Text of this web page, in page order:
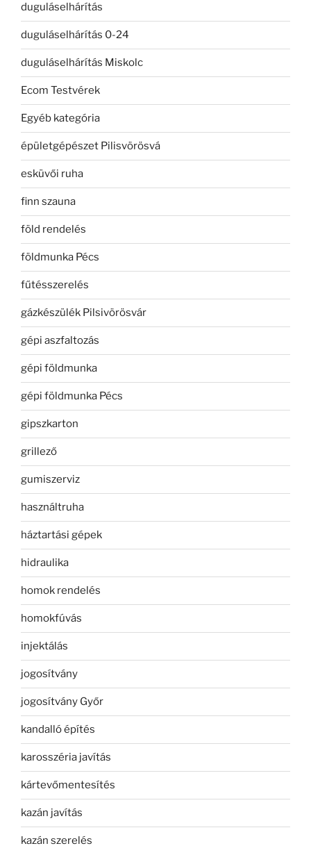
duguláselhárítás
duguláselhárítás 0-24
duguláselhárítás Miskolc
Ecom Testvérek
Egyéb kategória
épületgépészet Pilisvörösvá
esküvői ruha
finn szauna
föld rendelés
földmunka Pécs
fűtésszerelés
gázkészülék Pilsivörösvár
gépi aszfaltozás
gépi földmunka
gépi földmunka Pécs
gipszkarton
grillező
gumiszerviz
használtruha
háztartási gépek
hidraulika
homok rendelés
homokfúvás
injektálás
jogosítvány
jogosítvány Győr
kandalló építés
karosszéria javítás
kártevőmentesítés
kazán javítás
kazán szerelés